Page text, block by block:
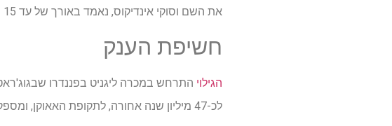
את השם וסוקי אינדיקוס, נאמד באורך של עד 15 מטרים.
חשיפת הענק
הגילוי
לכ-47 מיליון שנה אחורה, לתקופת האאוקן, ומספקים הצצה נדירה לעולם הפרהיסטורי.